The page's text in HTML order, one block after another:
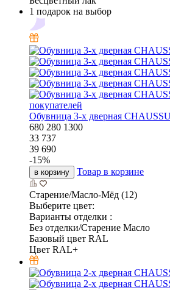
1 подарок на выбор
покупателей
Обувница 3-х дверная
680 280 1300
33 737
39 690
-15%
в корзину Товар в корзине
Старение/Масло-Мёд (12)
Выберите цвет:
Варианты отделки :
Без отделки/Старение Масло
Базовый цвет RAL
Цвет RAL+